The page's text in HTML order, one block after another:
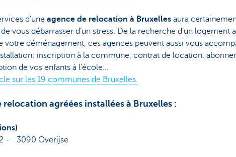
d’une agence de relocation à Bruxelles aura
vous débarrasser d’un stress. De la recherche d’un logement
votre déménagement, ces agences peuvent aussi vous
inscription à la commune, contrat de location,
de vos enfants à l’école...
sur les 19 communes de Bruxelles.
relocation agréées installées à Bruxelles :
- 3090 Overijse